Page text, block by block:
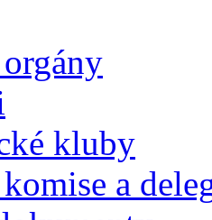
kluby
a